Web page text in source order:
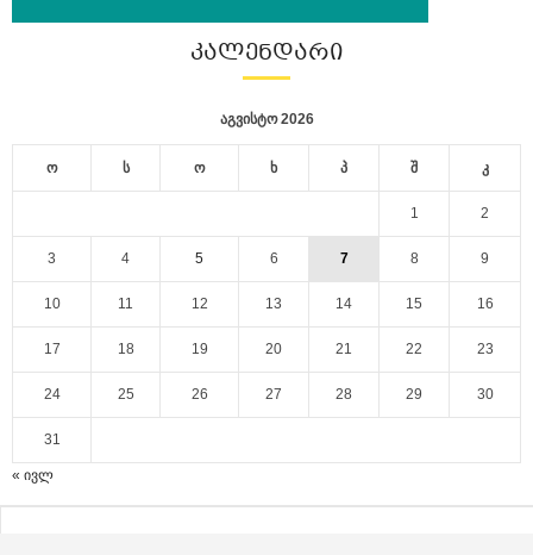
ᲙᲐᲚᲔᲜᲓᲐᲠᲘ
აგვისტო 2026
ო ს ო ხ პ შ კ
1 2
3 4 5 6 7 8 9
10 11 12 13 14 15 16
17 18 19 20 21 22 23
24 25 26 27 28 29 30
31
« ივლ